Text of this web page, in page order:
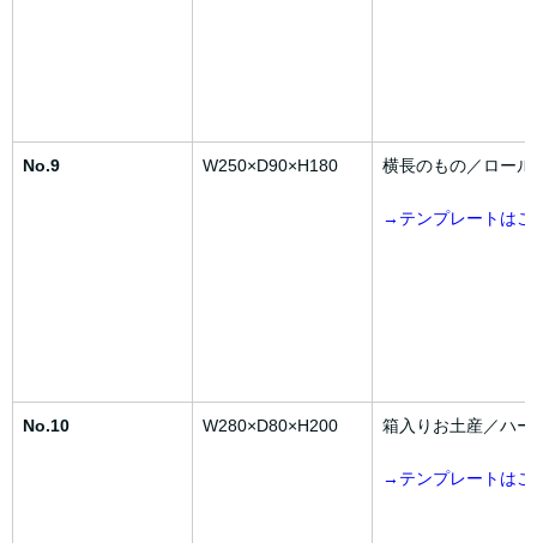
No.9 W250×D90×H180 横長のもの／ロー
→テンプレートはこ
No.10 W280×D80×H200 箱入りお土産／ハ
→テンプレートはこ